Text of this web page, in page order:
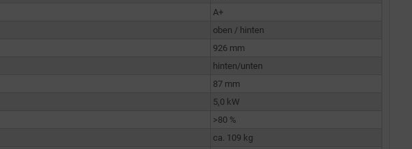
A+
oben / hinten
926 mm
hinten/unten
87 mm
5,0 kW
>80 %
ca. 109 kg